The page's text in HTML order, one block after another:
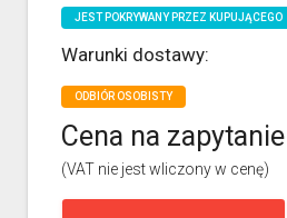
JEST POKRYWANY PRZEZ KUPUJĄCEGO
Warunki dostawy:
ODBIÓR OSOBISTY
Cena na zapytanie
(VAT nie jest wliczony w cenę)